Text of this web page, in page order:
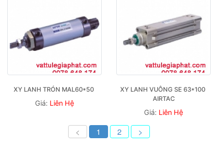
XY LANH TRÓN MAL60*50
Giá: Liên Hệ
XY LANH VUÔNG SE 63*100
AIRTAC
Giá: Liên Hệ
< 1 2 >